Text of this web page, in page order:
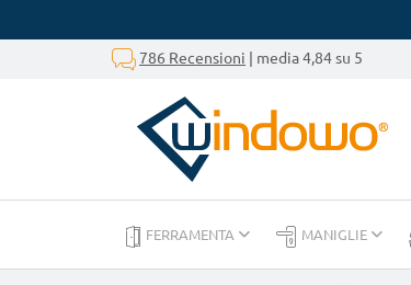
786 Recensioni | media 4,84 su 5
FERRAMENTA MANIGLIE